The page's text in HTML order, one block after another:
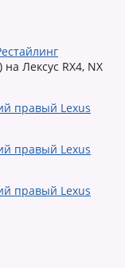
Лексус RX4, NX